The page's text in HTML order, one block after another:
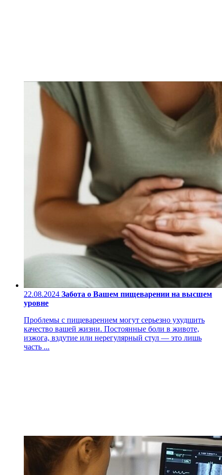
22.08.2024 Забота о Вашем пищеварении на высшем
уровне
Проблемы с пищеварением могут серьезно ухудшить
качество вашей жизни. Постоянные боли в животе,
изжога, вздутие или нерегулярный стул — это лишь
часть ...